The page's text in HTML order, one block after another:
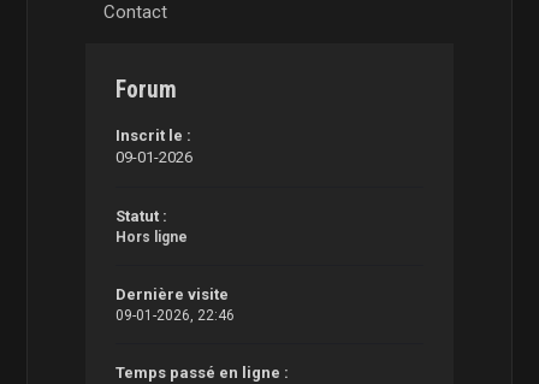
Contact
Forum
Inscrit le :
09-01-2026
Statut :
Hors ligne
Dernière visite
09-01-2026, 22:46
Temps passé en ligne :